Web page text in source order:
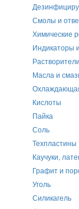
Смолы и
Химические
Индикаторы
Масла и
Кислоты
Пайка
Соль
Техпластины
Каучуки,
Графит и
Уголь
Силикагель